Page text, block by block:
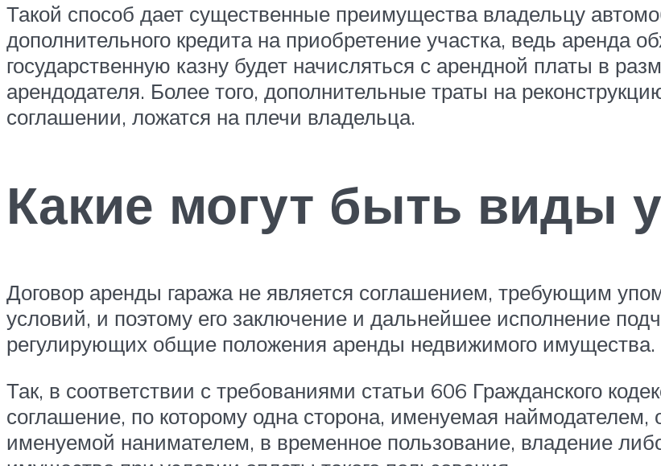
Такой способ дает существенные преимущества владельцу
дополнительного кредита на приобретение участка, ведь аренда
государственную казну будет начисляться с арендной платы в
арендодателя. Более того, дополнительные траты на
соглашении, ложатся на плечи владельца.
Какие могут быть виды
Договор аренды гаража не является соглашением, требующим
условий, и поэтому его заключение и дальнейшее исполнение
регулирующих общие положения аренды недвижимого имущества.
Так, в соответствии с требованиями статьи 606 Гражданского
соглашение, по которому одна сторона, именуемая наймодателем,
именуемой нанимателем, в временное пользование, владение